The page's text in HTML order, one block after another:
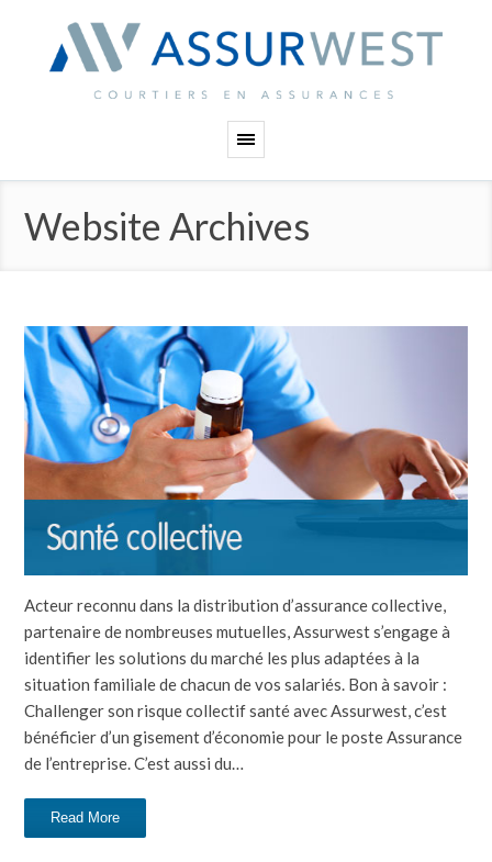
Website Archives
Acteur reconnu dans la distribution d’assurance collective,
partenaire de nombreuses mutuelles, Assurwest s’engage à
identifier les solutions du marché les plus adaptées à la
situation familiale de chacun de vos salariés. Bon à savoir :
Challenger son risque collectif santé avec Assurwest, c’est
bénéficier d’un gisement d’économie pour le poste Assurance
de l’entreprise. C’est aussi du…
Read More